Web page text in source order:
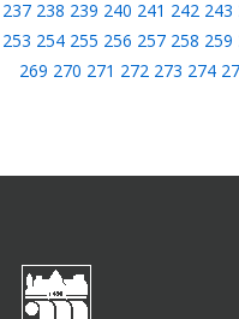
237 238 239 240 241 242 243
253 254 255 256 257 258 259
269 270 271 272 273 274